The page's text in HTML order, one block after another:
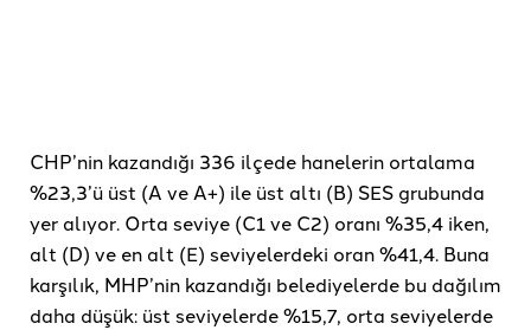
CHP’nin kazandığı 336 ilçede hanelerin ortalama
%23,3’ü üst (A ve A+) ile üst altı (B) SES grubunda
yer alıyor. Orta seviye (C1 ve C2) oranı %35,4 iken,
alt (D) ve en alt (E) seviyelerdeki oran %41,4. Buna
karşılık, MHP’nin kazandığı belediyelerde bu dağılım
daha düşük: üst seviyelerde %15,7, orta seviyelerde